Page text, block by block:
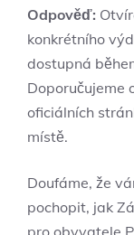
Odpověď:
konkrétního
dostupná
Doporučujeme
oficiálních
místě.
Doufáme, že
pochopit, jak